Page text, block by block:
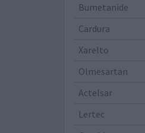
Bumetanide
Cardura
Xarelto
Olmesartan
Actelsar
Lertec